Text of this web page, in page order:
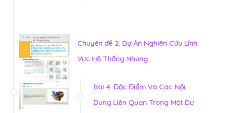
Chuyên đề 2: Dự Án Nghiên Cứu Lĩnh
Vực Hệ Thống Nhúng
Bài 4: Đặc Điểm Và Các Nội
Dung Liên Quan Trong Một Dự